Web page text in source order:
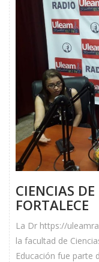
CIENCIAS
FORTALECE
La Dr https://
la facultad de
Educación fue parte